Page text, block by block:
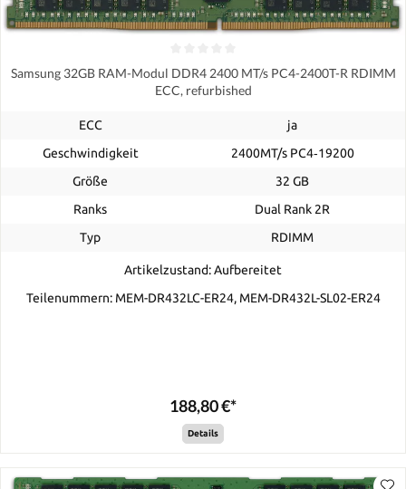
Samsung 32GB RAM-Modul DDR4 2400 MT/s PC4-2400T-R RDIMM
ECC, refurbished
ECC
ja
Geschwindigkeit
2400MT/s PC4‑19200
Größe
32 GB
Ranks
Dual Rank 2R
Typ
RDIMM
Artikelzustand: Aufbereitet
Teilenummern: MEM-DR432LC-ER24, MEM-DR432L-SL02-ER24
188,80 €*
Details